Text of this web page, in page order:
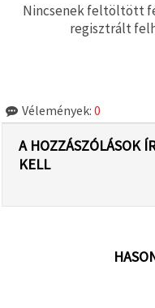
Nincsenek feltöltött
regisztrált
Vélemények: 0
A HOZZÁSZÓLÁSOK
KELL